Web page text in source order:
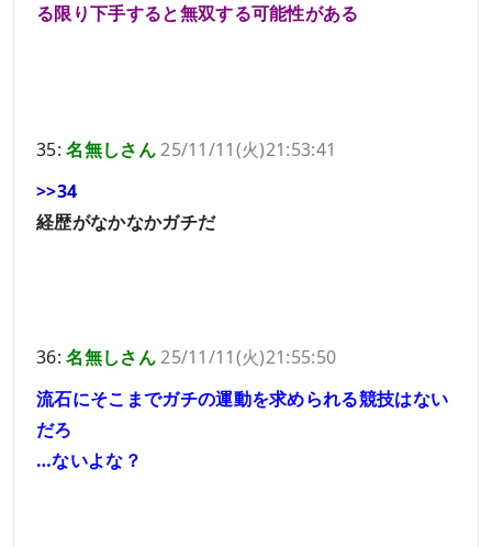
る限り下手すると無双する可能性がある
35:名無しさん25/11/11(火)21:53:41
>>34
経歴がなかなかガチだ
36:名無しさん25/11/11(火)21:55:50
流石にそこまでガチの運動を求められる競技はない
だろ
…ないよな？